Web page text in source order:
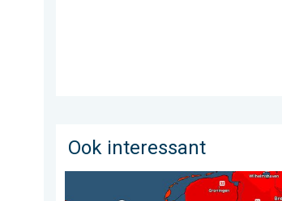
Ook interessant
Woensdag bijna overal tropisch